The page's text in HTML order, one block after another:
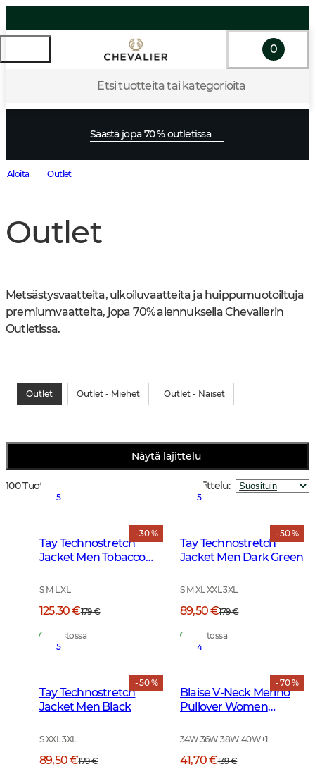
Etsi tuotteita tai kategorioita
0
Säästä jopa 70 % outletissa
Aloita Outlet
Outlet
Metsästysvaatteita, ulkoiluvaatteita ja huippumuotoiltuja
premiumvaatteita, jopa 70% alennuksella Chevalierin
Outletissa.
Outlet Outlet - Miehet Outlet - Naiset
Näytä lajittelu
100 Tuotteet Lajittelu:
- 30 %
5
Tay Technostretch
Jacket Men Tobacco
S M L XL
125,30 €179 €
Varastossa
- 50 %
5
Tay Technostretch
Jacket Men Dark Green
S M XL XXL 3XL
89,50 €179 €
Varastossa
- 50 %
5
Tay Technostretch
Jacket Men Black
S XXL 3XL
89,50 €179 €
- 70 %
4
Blaise V-Neck Merino
Pullover Women
34W 36W 38W 40W+1
41,70 €139 €